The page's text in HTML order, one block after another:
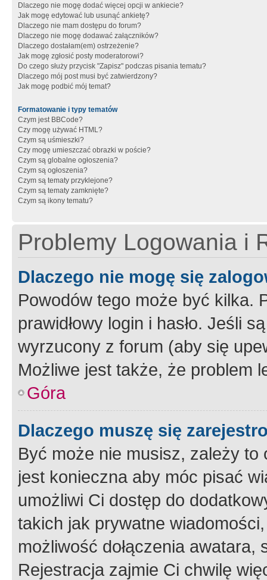
Dlaczego nie mogę dodać więcej opcji w ankiecie?
Jak mogę edytować lub usunąć ankietę?
Dlaczego nie mam dostępu do forum?
Dlaczego nie mogę dodawać załączników?
Dlaczego dostałam(em) ostrzeżenie?
Jak mogę zgłosić posty moderatorowi?
Do czego służy przycisk "Zapisz" podczas pisania tematu?
Dlaczego mój post musi być zatwierdzony?
Jak mogę podbić mój temat?
Formatowanie i typy tematów
Czym jest BBCode?
Czy mogę używać HTML?
Czym są uśmieszki?
Czy mogę umieszczać obrazki w poście?
Czym są globalne ogłoszenia?
Czym są ogłoszenia?
Czym są tematy przyklejone?
Czym są tematy zamknięte?
Czym są ikony tematu?
Problemy Logowania i
Dlaczego nie mogę się
Powodów tego może być kilka.
prawidłowy login i hasło. Jeśli
wyrzucony z forum (aby się
Możliwe jest także, że problem
Góra
Dlaczego muszę się
Być może nie musisz, zależy
jest konieczna aby móc pisać
umożliwi Ci dostęp do
takich jak prywatne
możliwość dołączenia
Rejestracja zajmie Ci chwilę